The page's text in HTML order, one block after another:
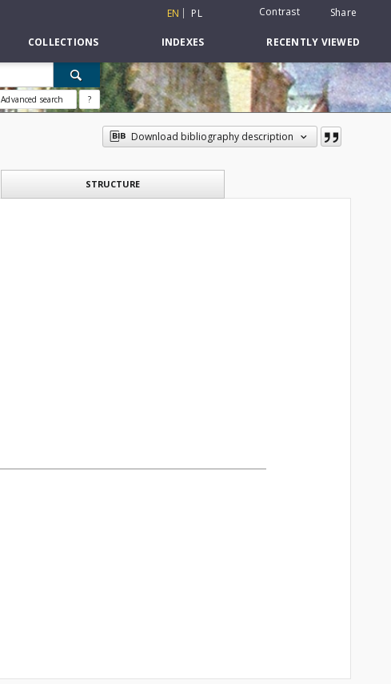
EN PL Contrast Share
COLLECTIONS INDEXES RECENTLY VIEWED
Advanced search ?
Download bibliography description
STRUCTURE